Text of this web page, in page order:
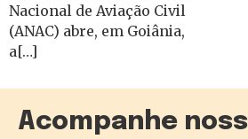
Nacional de Aviação Civil
(ANAC) abre, em Goiânia,
a[…]
Acompanhe